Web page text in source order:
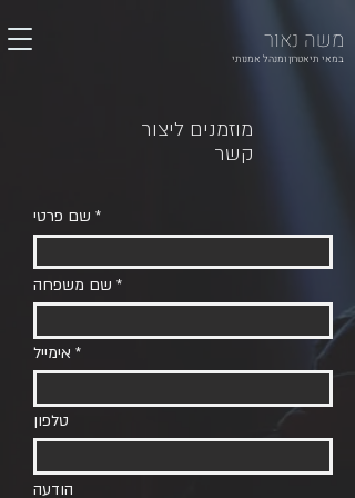
משה נאור
במאי תיאטרון ומנהל אמנותי
מוזמנים ליצור
קשר
שם פרטי
שם משפחה
אימייל
טלפון
הודעה